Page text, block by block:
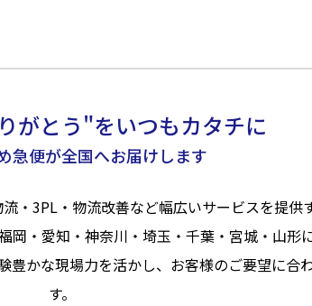
がとう"をいつもカタチに
急便が全国へお届けします
・3PL・物流改善など幅広いサービスを提供
・愛知・神奈川・埼玉・千葉・宮城・山形
かな現場力を活かし、お客様のご要望に合
す。